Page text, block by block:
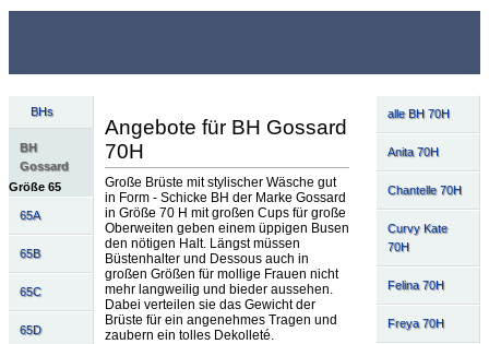
BHs
BH
Gossard
Größe 65
65A
65B
65C
65D
alle BH 70H
Anita 70H
Chantelle 70H
Curvy Kate
70H
Felina 70H
Freya 70H
Angebote für BH Gossard
70H
Große Brüste mit stylischer Wäsche gut
in Form - Schicke BH der Marke Gossard
in Größe 70 H mit großen Cups für große
Oberweiten geben einem üppigen Busen
den nötigen Halt. Längst müssen
Büstenhalter und Dessous auch in
großen Größen für mollige Frauen nicht
mehr langweilig und bieder aussehen.
Dabei verteilen sie das Gewicht der
Brüste für ein angenehmes Tragen und
zaubern ein tolles Dekolleté.